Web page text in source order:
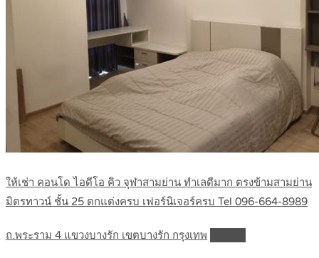
ให้เช่า คอนโด ไอดีโอ คิว จุฬาสามย่าน ทำเลดีมาก ตรงข้ามสามย่าน
มิตรทาวน์ ชั้น 25 ตกแต่งครบ เฟอร์นิเจอร์ครบ Tel 096-664-8989
ถ.พระราม 4 แขวงบางรัก เขตบางรัก กรุงเทพ